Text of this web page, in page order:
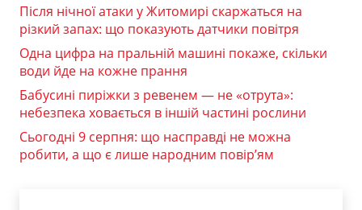
Після нічної атаки у Житомирі скаржаться на
різкий запах: що показують датчики повітря
Одна цифра на пральній машині покаже, скільки
води йде на кожне прання
Бабусині пиріжки з ревенем — не «отрута»:
небезпека ховається в іншій частині рослини
Сьогодні 9 серпня: що насправді не можна
робити, а що є лише народним повір’ям